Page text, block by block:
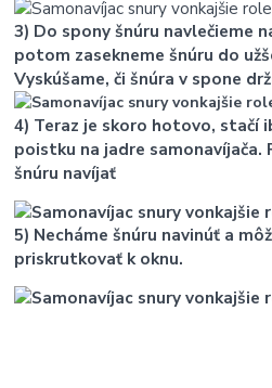
3) Do spony šnúru navlečieme
potom zasekneme šnúru do
Vyskúšame, či šnúra v spone
4) Teraz je skoro hotovo, stačí
poistku na jadre samonavíjača.
šnúru navíjať
5) Necháme šnúru navinúť a
priskrutkovať k oknu.